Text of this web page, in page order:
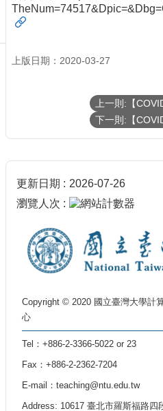
上版日期：2020-03-27
更新日期
2026-07-26
瀏覽人次
Copyright © 2020 國立臺灣大學計
心
Tel：+886-2-3366-5022 or 23
Fax：+886-2-2362-7204
E-mail：teaching@ntu.edu.tw
Address: 10617 臺北市羅斯福路四